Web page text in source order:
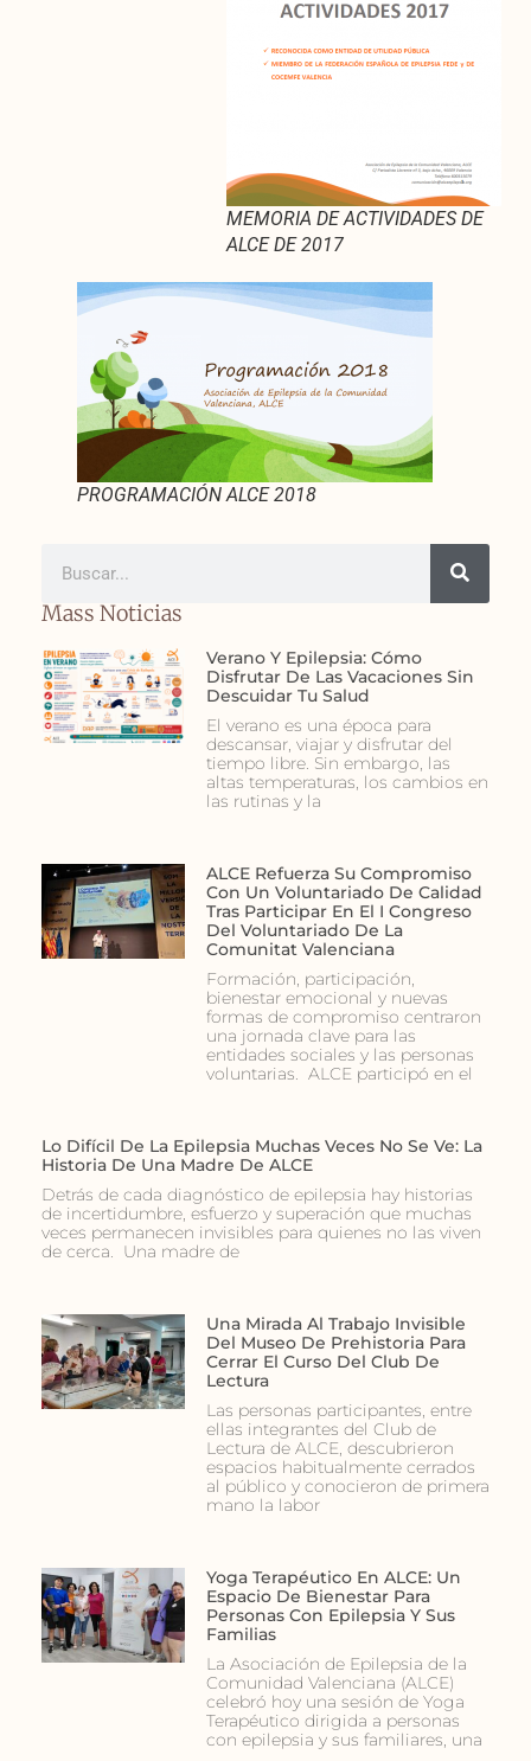
MEMORIA DE ACTIVIDADES DE
ALCE DE 2017
PROGRAMACIÓN ALCE 2018
Mass Noticias
Verano Y Epilepsia: Cómo
Disfrutar De Las Vacaciones Sin
Descuidar Tu Salud
El verano es una época para
descansar, viajar y disfrutar del
tiempo libre. Sin embargo, las
altas temperaturas, los cambios en
las rutinas y la
ALCE Refuerza Su Compromiso
Con Un Voluntariado De Calidad
Tras Participar En El I Congreso
Del Voluntariado De La
Comunitat Valenciana
Formación, participación,
bienestar emocional y nuevas
formas de compromiso centraron
una jornada clave para las
entidades sociales y las personas
voluntarias. ALCE participó en el
Lo Difícil De La Epilepsia Muchas Veces No Se Ve: La
Historia De Una Madre De ALCE
Detrás de cada diagnóstico de epilepsia hay historias
de incertidumbre, esfuerzo y superación que muchas
veces permanecen invisibles para quienes no las viven
de cerca. Una madre de
Una Mirada Al Trabajo Invisible
Del Museo De Prehistoria Para
Cerrar El Curso Del Club De
Lectura
Las personas participantes, entre
ellas integrantes del Club de
Lectura de ALCE, descubrieron
espacios habitualmente cerrados
al público y conocieron de primera
mano la labor
Yoga Terapéutico En ALCE: Un
Espacio De Bienestar Para
Personas Con Epilepsia Y Sus
Familias
La Asociación de Epilepsia de la
Comunidad Valenciana (ALCE)
celebró hoy una sesión de Yoga
Terapéutico dirigida a personas
con epilepsia y sus familiares, una